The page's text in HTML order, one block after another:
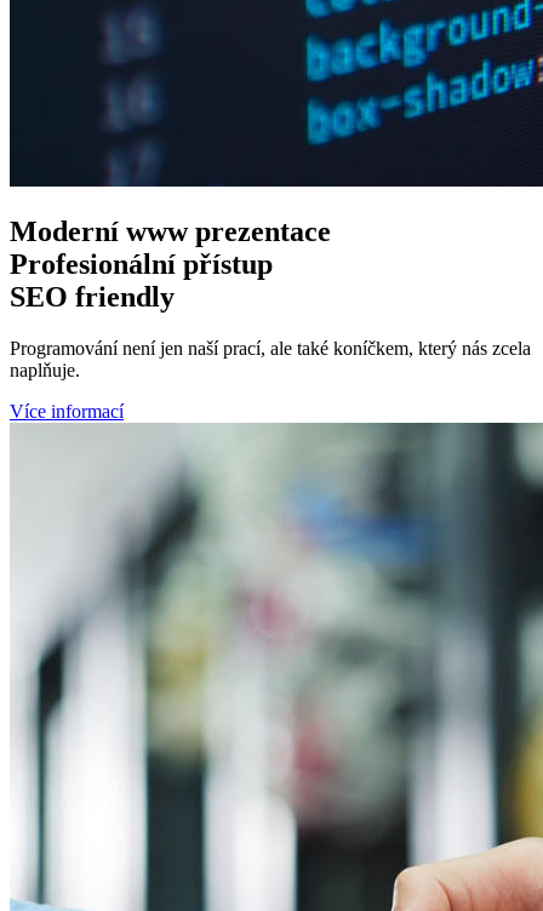
Moderní wwwprezentace
Profesionální přístup
SEO friendly
Programování není jen naší prací, ale také koníčkem, který nás zcela
naplňuje.
Více informací